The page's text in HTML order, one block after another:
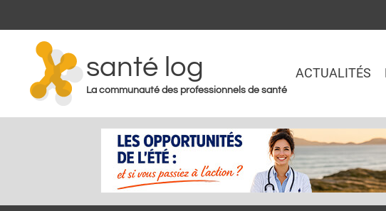
santé log
La communauté des professionnels de santé
ACTUALITÉS